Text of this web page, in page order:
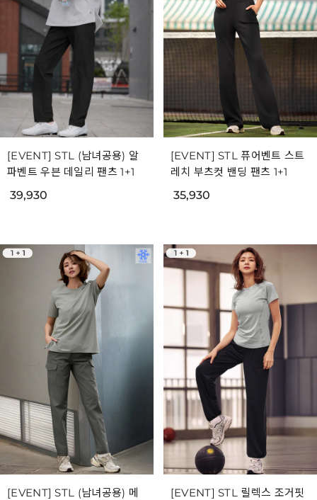
[EVENT] STL (남녀공용) 알
파벤트 우븐 데일리 팬츠 1+1
39,930
[EVENT] STL 퓨어벤트 스트
레치 부츠컷 밴딩 팬츠 1+1
35,930
[EVENT] STL (남녀공용) 메
[EVENT] STL 릴렉스 조거핏